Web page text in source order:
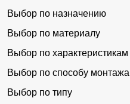
Выбор по назначению
Выбор по материалу
Выбор по характеристикам
Выбор по способу монтажа
Выбор по типу